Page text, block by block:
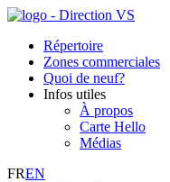
Répertoire
Zones commerciales
Quoi de neuf?
Infos utiles
À propos
Carte Hello
Médias
FREN